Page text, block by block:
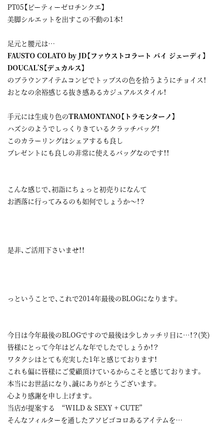
PT05【ピーティーゼロチンクエ】
美脚シルエットを出すこの不動の1本！
足元と腰元は…
FAUSTO COLATO by JD【ファウストコラート バイ ジェーディ】
DOUCAL’S【デュカルス】
のブラウンアイテムコンビでトップスの色を拾うようにチョイス！
おとなの余裕感じる抜き感あるカジュアルスタイル！
手元には生成り色のTRAMONTANO【トラモンターノ】
ハズシのようでしっくりきているクラッチバッグ！
このカラーリングはシェアするも良し
プレゼントにも良しの非常に使えるバッグなのです！！
こんな感じで、初詣にちょっと初売りになんて
お洒落に行ってみるのも如何でしょうか～！？
是非、ご活用下さいませ！！
っということで、これで2014年最後のBLOGになります。
今日は今年最後のBLOGですので最後は少しカッチリ目に…！？(笑)
皆様にとって今年はどんな年でしたでしょうか！？
ワタクシはとても充実した1年と感じております！
これも偏に皆様にご愛顧頂けているからこそと感じております。
本当にお世話になり、誠にありがとうございます。
心より感謝を申し上げます。
当店が提案する “WILD & SEXY + CUTE”
そんなフィルターを通したアソビゴコロあるアイテムを…